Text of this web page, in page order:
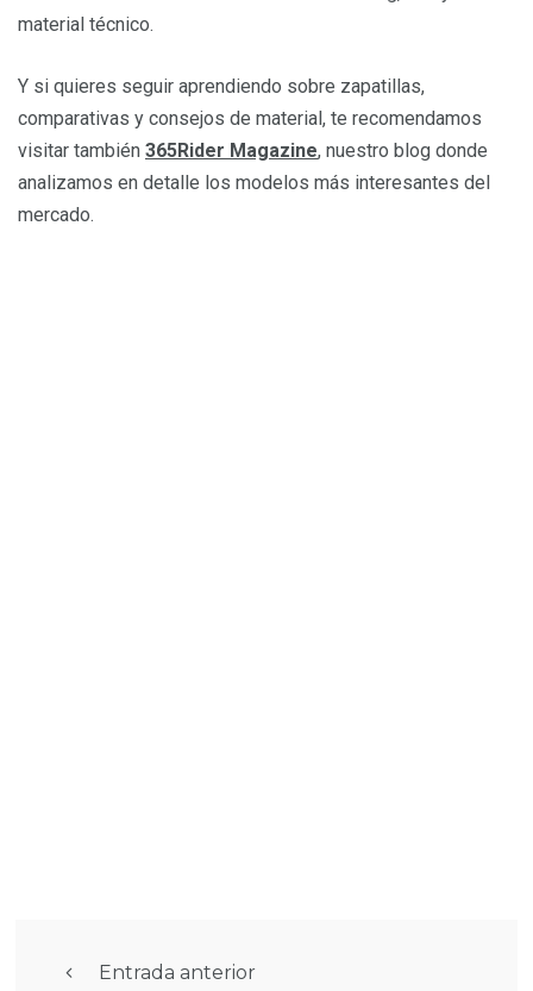
material técnico.
Y si quieres seguir aprendiendo sobre zapatillas,
comparativas y consejos de material, te recomendamos
visitar también 365Rider Magazine, nuestro blog donde
analizamos en detalle los modelos más interesantes del
mercado.
Entrada anterior